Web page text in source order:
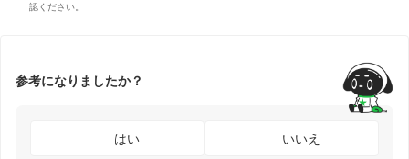
認ください。
参考になりましたか？
はい いいえ